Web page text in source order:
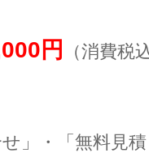
円 （消費税
」・「無料見